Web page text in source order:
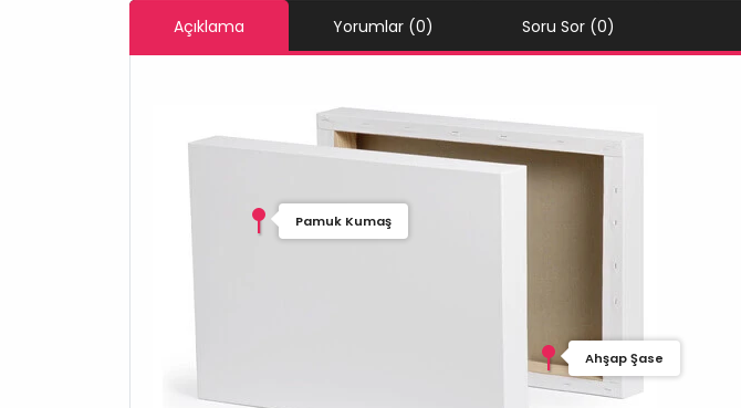
Açıklama Yorumlar (0) Soru Sor (0)
Pamuk Kumaş
Ahşap Şase